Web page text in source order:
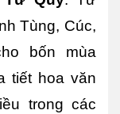
Tùng, Cúc,
bốn mùa
tiết hoa văn
trong các